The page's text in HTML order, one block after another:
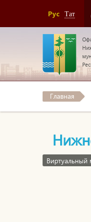
Рус Тат
Главная
Виртуальный